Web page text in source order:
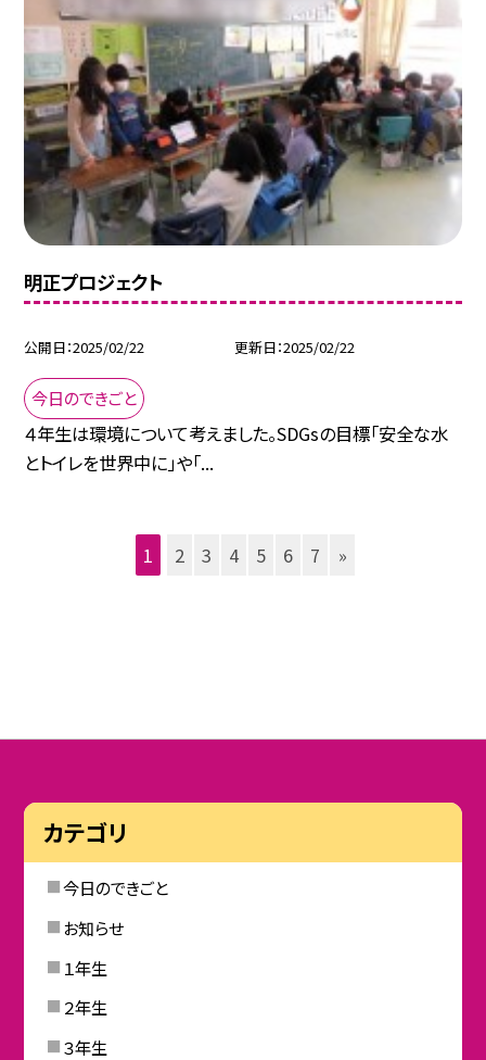
明正プロジェクト
公開日 2025/02/22 更新日 2025/02/22
今日のできごと
４年生は環境について考えました。SDGsの目標「安全な水
とトイレを世界中に」や「...
1 2 3 4 5 6 7 »
カテゴリ
今日のできごと
お知らせ
１年生
２年生
３年生